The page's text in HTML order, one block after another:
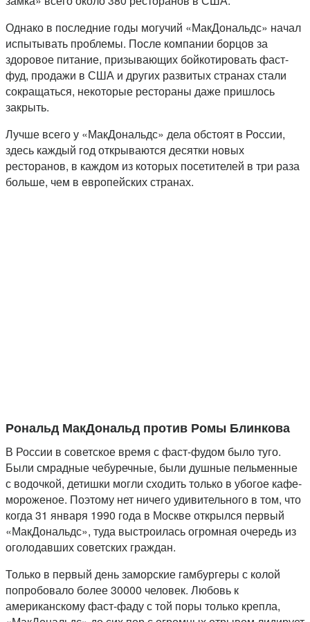
Однако в последние годы могучий «МакДональдс» начал
испытывать проблемы. После компании борцов за
здоровое питание, призывающих бойкотировать фаст-
фуд, продажи в США и других развитых странах стали
сокращаться, некоторые рестораны даже пришлось
закрыть.
Лучше всего у «МакДональдс» дела обстоят в России,
здесь каждый год открываются десятки новых
ресторанов, в каждом из которых посетителей в три раза
больше, чем в европейских странах.
Рональд МакДональд против Ромы Блинкова
В России в советское время с фаст-фудом было туго.
Были смрадные чебуречные, были душные пельменные
с водочкой, детишки могли сходить только в убогое кафе-
мороженое. Поэтому нет ничего удивительного в том, что
когда 31 января 1990 года в Москве открылся первый
«МакДональдс», туда выстроилась огромная очередь из
оголодавших советских граждан.
Только в первый день заморские гамбургеры с колой
попробовало более 30000 человек. Любовь к
американскому фаст-фаду с той поры только крепла,